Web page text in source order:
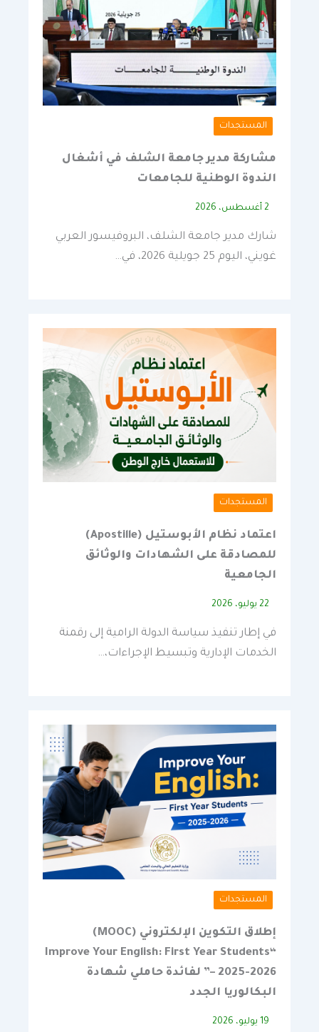
المستجدات
مشاركة مدير جامعة الشلف في أشغال
الندوة الوطنية للجامعات
2 أغسطس، 2026
شارك مدير جامعة الشلف، البروفيسور العربي
غويني، اليوم 25 جويلية 2026، في…
المستجدات
اعتماد نظام الأبوستيل (Apostille)
للمصادقة على الشهادات والوثائق
الجامعية
22 يوليو، 2026
في إطار تنفيذ سياسة الدولة الرامية إلى رقمنة
الخدمات الإدارية وتبسيط الإجراءات،…
المستجدات
إطلاق التكوين الإلكتروني (MOOC)
“Improve Your English: First Year Students
– 2025-2026” لفائدة حاملي شهادة
البكالوريا الجدد
19 يوليو، 2026